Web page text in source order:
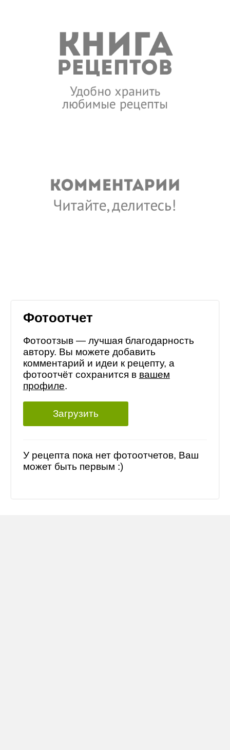
Фотоотчет
Фотоотзыв — лучшая благодарность
автору. Вы можете добавить
комментарий и идеи к рецепту, а
фотоотчёт сохранится в вашем
профиле.
Загрузить
У рецепта пока нет фотоотчетов, Ваш
может быть первым :)